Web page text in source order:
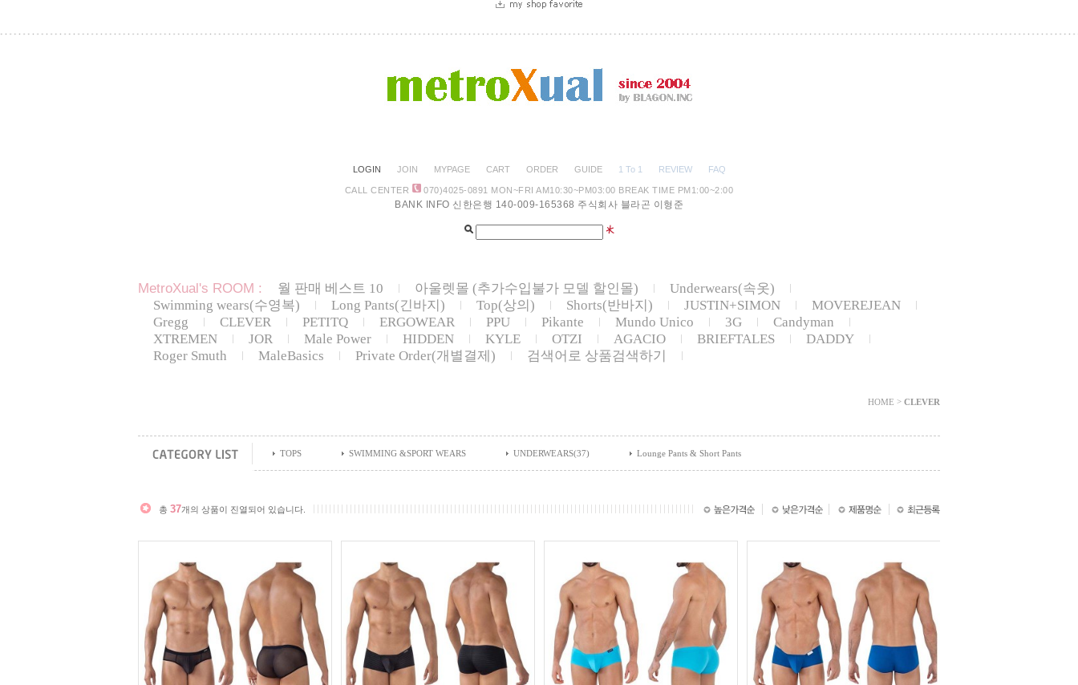
LOGIN JOIN MYPAGE CART ORDER GUIDE 1 To 1 REVIEW FAQ
CALL CENTER 070)4025-0891 MON~FRI AM10:30~PM03:00 BREAK TIME PM1:00~2:00
BANK INFO 신한은행 140-009-165368 주식회사 블라곤 이형준
MetroXual's ROOM : 월 판매 베스트 10 아울렛몰 (추가수입불가 모델 할인몰)
Underwears(속옷)
Swimming wears(수영복)
Long Pants(긴바지) Top(상의) Shorts(반바지) JUSTIN+SIMON
MOVEREJEAN
Gregg
CLEVER PETITQ ERGOWEAR PPU Pikante Mundo Unico 3G
Candyman
XTREMEN
JOR Male Power HIDDEN KYLE OTZI AGACIO BRIEFTALES
DADDY
Roger Smuth
MaleBasics Private Order(개별결제) 검색어로 상품검색하기
HOME > CLEVER
TOPS SWIMMING &SPORT WEARS UNDERWEARS(37) Lounge Pants & Short Pants
총 37개의 상품이 진열되어 있습니다.